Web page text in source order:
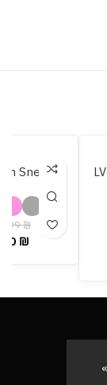
Sneaker
₪
₪